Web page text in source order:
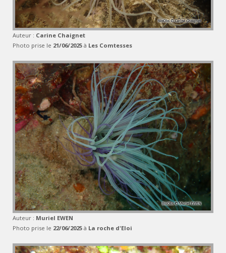
Auteur : Carine Chaignet
Photo prise le 21/06/2025 à Les Comtesses
Auteur : Muriel EWEN
Photo prise le 22/06/2025 à La roche d'Eloi